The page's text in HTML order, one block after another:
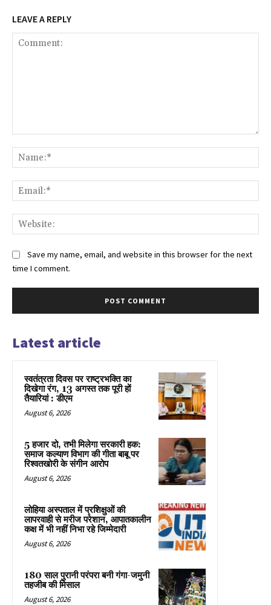
LEAVE A REPLY
Save my name, email, and website in this browser for the next
time I comment.
Latest article
स्वतंत्रता दिवस पर राष्ट्रभक्ति का
दिखेगा रंग, 13 अगस्त तक पूरी हों
तैयारियां : डीएम
August 6, 2026
5 हजार दो, तभी मिलेगा सरकारी हक:
समाज कल्याण विभाग की गीता बाबू पर
रिश्वतखोरी के संगीन आरोप
August 6, 2026
लोहिया अस्पताल में प्रशिक्षुओं की
लापरवाही से मरीज परेशान, आपातकालीन
कक्ष में भी नहीं निभा रहे जिम्मेदारी
August 6, 2026
180 साल पुरानी परंपरा बनी गंगा-जमुनी
तहजीब की मिसाल
August 6, 2026